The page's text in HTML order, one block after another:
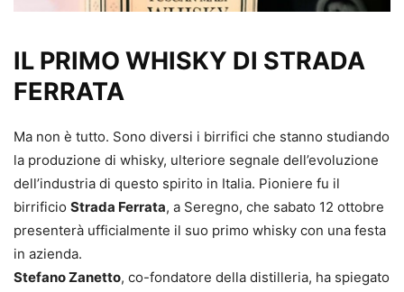
IL PRIMO WHISKY DI STRADA
FERRATA
Ma non è tutto. Sono diversi i birrifici che stanno studiando
la produzione di whisky, ulteriore segnale dell’evoluzione
dell’industria di questo spirito in Italia. Pioniere fu il
birrificio Strada Ferrata, a Seregno, che sabato 12 ottobre
presenterà ufficialmente il suo primo whisky con una festa
in azienda.
Stefano Zanetto, co-fondatore della distilleria, ha spiegato